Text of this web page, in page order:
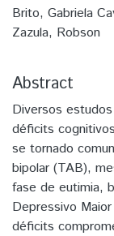
Brito, Gabriela
Zazula, Robson
Abstract
Diversos
déficits
se tornado
bipolar (TAB),
fase de eutimia,
Depressivo
déficits